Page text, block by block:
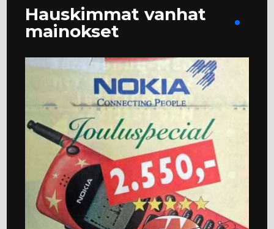
Hauskimmat vanhat
mainokset